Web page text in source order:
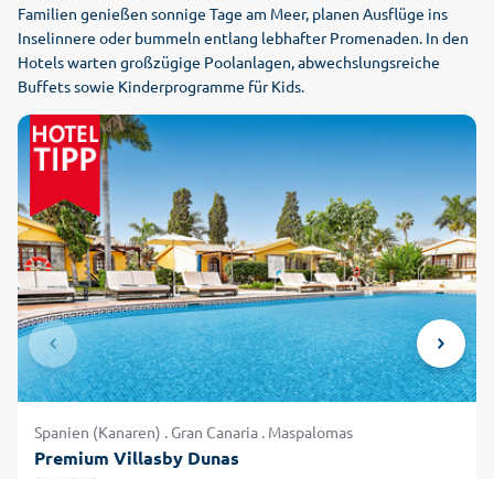
Familien genießen sonnige Tage am Meer, planen Ausflüge ins
Inselinnere oder bummeln entlang lebhafter Promenaden. In den
Hotels warten großzügige Poolanlagen, abwechslungsreiche
Buffets sowie Kinderprogramme für Kids.
Spanien (Kanaren) . Gran Canaria . Maspalomas
Premium Villasby Dunas